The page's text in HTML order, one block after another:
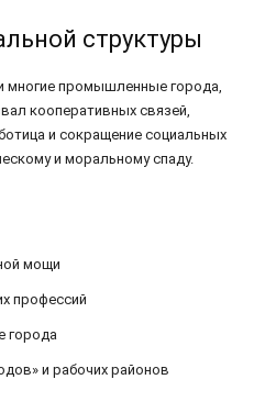
структуры
многие промышленные города,
кооперативных связей,
и сокращение социальных
и моральному спаду.
мощи
профессий
города
и рабочих районов